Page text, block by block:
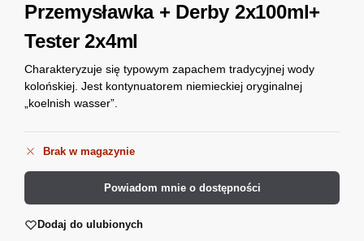
Przemysławka + Derby 2x100ml+
Tester 2x4ml
Charakteryzuje się typowym zapachem tradycyjnej wody
kolońskiej. Jest kontynuatorem niemieckiej oryginalnej
„koelnish wasser”.
Brak w magazynie
Powiadom mnie o dostępności
Dodaj do ulubionych